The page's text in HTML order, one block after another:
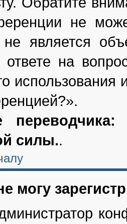
не
является
ответе на
силы..
могу